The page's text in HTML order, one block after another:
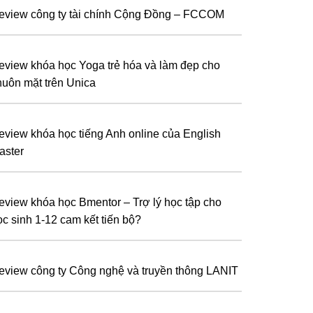
công ty tài chính Cộng Đồng – FCCOM
khóa học Yoga trẻ hóa và làm đẹp cho
mặt trên Unica
khóa học tiếng Anh online của English
khóa học Bmentor – Trợ lý học tập cho
sinh 1-12 cam kết tiến bộ?
công ty Công nghệ và truyền thông LANIT